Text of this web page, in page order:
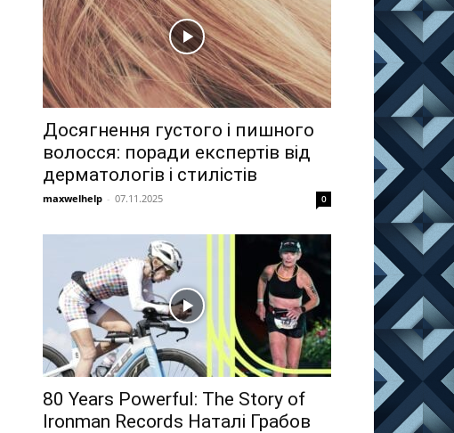
Досягнення густого і пишного
волосся: поради експертів від
дерматологів і стилістів
maxwelhelp - 07.11.2025 0
80 Years Powerful: The Story of
Ironman Records Наталі Грабов